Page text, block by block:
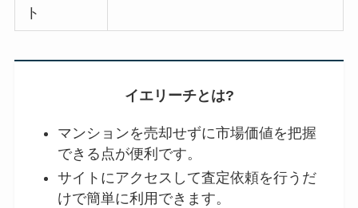
ト
イエリーチとは?
マンションを売却せずに市場価値を把握
できる点が便利です。
サイトにアクセスして査定依頼を行うだ
けで簡単に利用できます。